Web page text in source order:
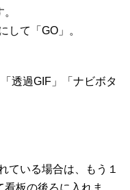
して「GO」。
透過GIF」「ナビボタ
ている場合は、もう１
板の後ろに入れま